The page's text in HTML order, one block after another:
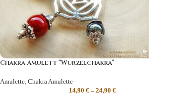
Chakra Amulett “Wurzelchakra”
Amulette, Chakra Amulette
14,90€ –24,90€